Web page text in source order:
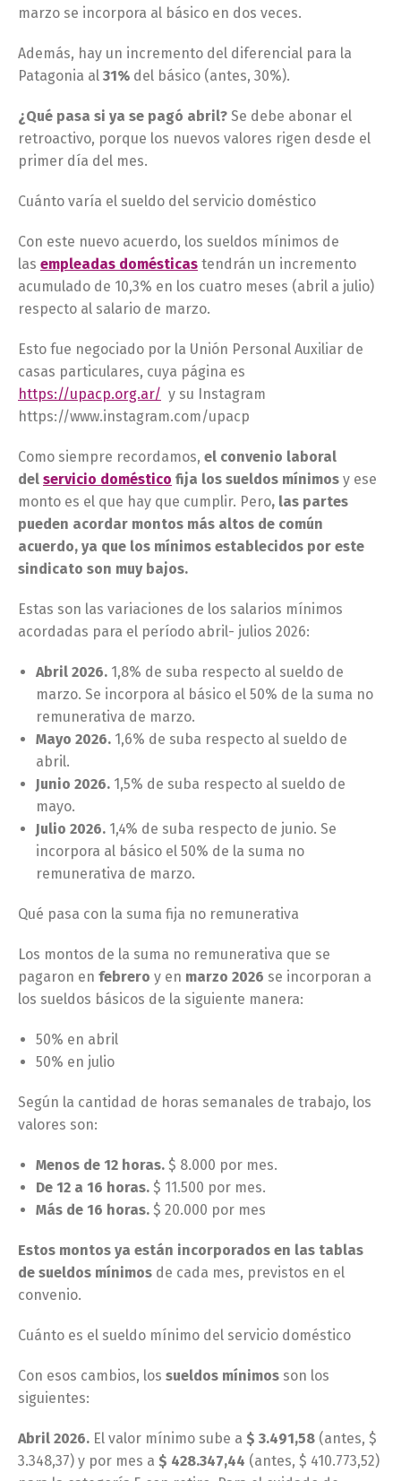
marzo se incorpora al básico en dos veces.
Además, hay un incremento del diferencial para la
Patagonia al 31% del básico (antes, 30%).
¿Qué pasa si ya se pagó abril? Se debe abonar el
retroactivo, porque los nuevos valores rigen desde el
primer día del mes.
Cuánto varía el sueldo del servicio doméstico
Con este nuevo acuerdo, los sueldos mínimos de
las empleadas domésticas tendrán un incremento
acumulado de 10,3% en los cuatro meses (abril a julio)
respecto al salario de marzo.
Esto fue negociado por la Unión Personal Auxiliar de
casas particulares, cuya página es
https://upacp.org.ar/ y su Instagram
https://www.instagram.com/upacp
Como siempre recordamos, el convenio laboral
del servicio doméstico fija los sueldos mínimos y ese
monto es el que hay que cumplir. Pero, las partes
pueden acordar montos más altos de común
acuerdo, ya que los mínimos establecidos por este
sindicato son muy bajos.
Estas son las variaciones de los salarios mínimos
acordadas para el período abril- julios 2026:
Abril 2026. 1,8% de suba respecto al sueldo de
marzo. Se incorpora al básico el 50% de la suma no
remunerativa de marzo.
Mayo 2026. 1,6% de suba respecto al sueldo de
abril.
Junio 2026. 1,5% de suba respecto al sueldo de
mayo.
Julio 2026. 1,4% de suba respecto de junio. Se
incorpora al básico el 50% de la suma no
remunerativa de marzo.
Qué pasa con la suma fija no remunerativa
Los montos de la suma no remunerativa que se
pagaron en febrero y en marzo 2026 se incorporan a
los sueldos básicos de la siguiente manera:
50% en abril
50% en julio
Según la cantidad de horas semanales de trabajo, los
valores son:
Menos de 12 horas. $ 8.000 por mes.
De 12 a 16 horas. $ 11.500 por mes.
Más de 16 horas. $ 20.000 por mes
Estos montos ya están incorporados en las tablas
de sueldos mínimos de cada mes, previstos en el
convenio.
Cuánto es el sueldo mínimo del servicio doméstico
Con esos cambios, los sueldos mínimos son los
siguientes:
Abril 2026. El valor mínimo sube a $ 3.491,58 (antes, $
3.348,37) y por mes a $ 428.347,44 (antes, $ 410.773,52)